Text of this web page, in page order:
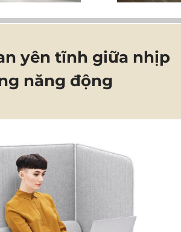
yên tĩnh giữa nhịp
năng động